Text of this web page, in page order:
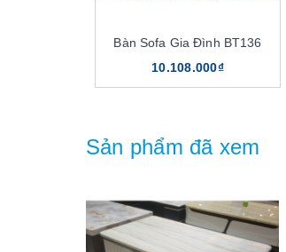
Bàn Sofa Gia Đình BT136
10.108.000₫
Sản phẩm đã xem